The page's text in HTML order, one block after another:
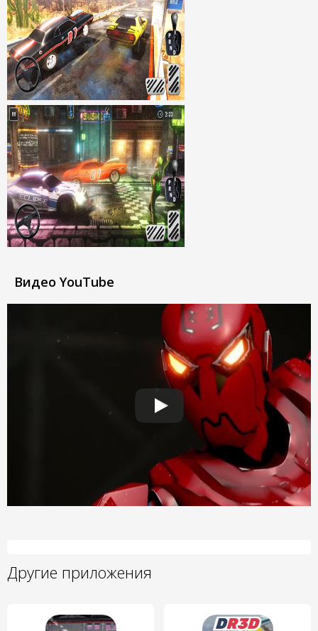
Видео YouTube
Другие приложения